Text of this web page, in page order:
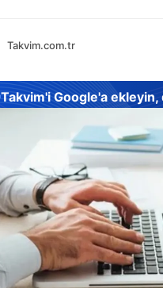
Takvim.com.tr
Takvim'i Google'a